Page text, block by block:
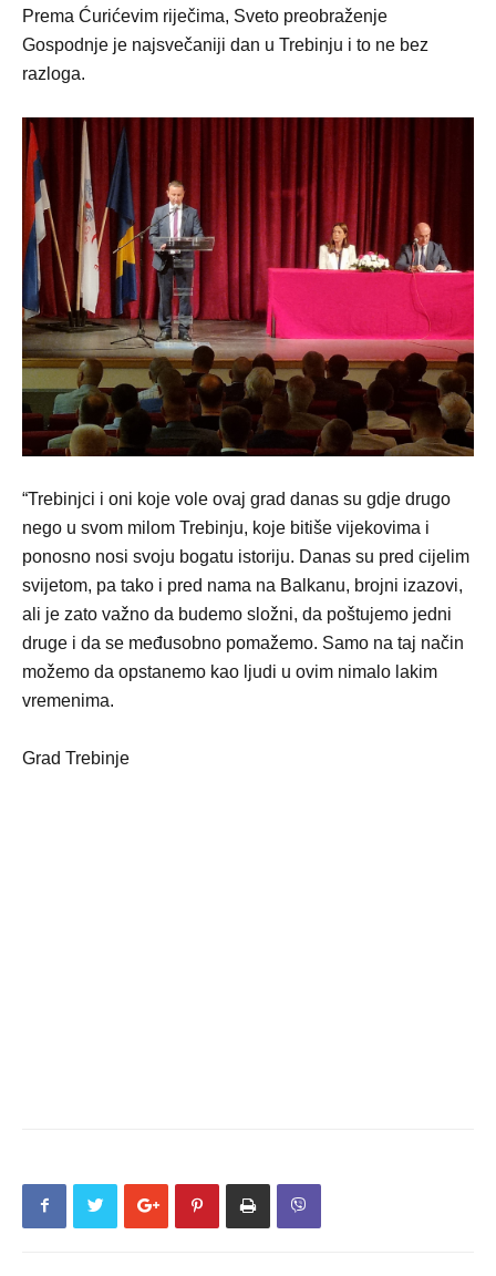
Prema Ćurićevim riječima, Sveto preobraženje
Gospodnje je najsvečaniji dan u Trebinju i to ne bez
razloga.
“Trebinjci i oni koje vole ovaj grad danas su gdje drugo
nego u svom milom Trebinju, koje bitiše vijekovima i
ponosno nosi svoju bogatu istoriju. Danas su pred cijelim
svijetom, pa tako i pred nama na Balkanu, brojni izazovi,
ali je zato važno da budemo složni, da poštujemo jedni
druge i da se međusobno pomažemo. Samo na taj način
možemo da opstanemo kao ljudi u ovim nimalo lakim
vremenima.
Grad Trebinje